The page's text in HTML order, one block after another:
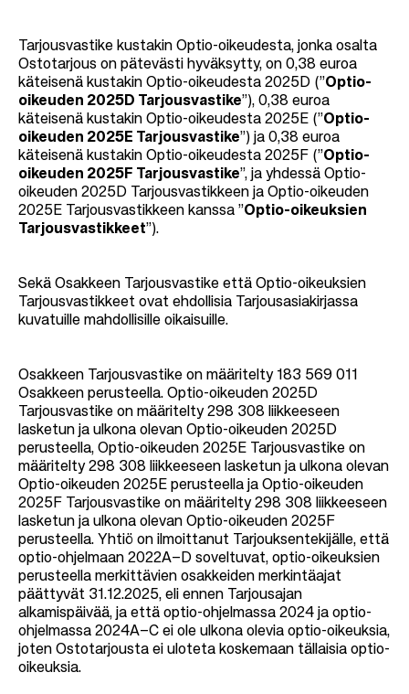
Tarjousvastike kustakin Optio-oikeudesta, jonka osalta
Ostotarjous on pätevästi hyväksytty, on 0,38 euroa
käteisenä kustakin Optio-oikeudesta 2025D (”Optio-
oikeuden 2025D Tarjousvastike”), 0,38 euroa
käteisenä kustakin Optio-oikeudesta 2025E (”Optio-
oikeuden 2025E Tarjousvastike”) ja 0,38 euroa
käteisenä kustakin Optio-oikeudesta 2025F (”Optio-
oikeuden 2025F Tarjousvastike”, ja yhdessä Optio-
oikeuden 2025D Tarjousvastikkeen ja Optio-oikeuden
2025E Tarjousvastikkeen kanssa ”Optio-oikeuksien
Tarjousvastikkeet”).
Sekä Osakkeen Tarjousvastike että Optio-oikeuksien
Tarjousvastikkeet ovat ehdollisia Tarjousasiakirjassa
kuvatuille mahdollisille oikaisuille.
Osakkeen Tarjousvastike on määritelty 183 569 011
Osakkeen perusteella. Optio-oikeuden 2025D
Tarjousvastike on määritelty 298 308 liikkeeseen
lasketun ja ulkona olevan Optio-oikeuden 2025D
perusteella, Optio-oikeuden 2025E Tarjousvastike on
määritelty 298 308 liikkeeseen lasketun ja ulkona olevan
Optio-oikeuden 2025E perusteella ja Optio-oikeuden
2025F Tarjousvastike on määritelty 298 308 liikkeeseen
lasketun ja ulkona olevan Optio-oikeuden 2025F
perusteella. Yhtiö on ilmoittanut Tarjouksentekijälle, että
optio-ohjelmaan 2022A–D soveltuvat, optio-oikeuksien
perusteella merkittävien osakkeiden merkintäajat
päättyvät 31.12.2025, eli ennen Tarjousajan
alkamispäivää, ja että optio-ohjelmassa 2024 ja optio-
ohjelmassa 2024A–C ei ole ulkona olevia optio-oikeuksia,
joten Ostotarjousta ei uloteta koskemaan tällaisia optio-
oikeuksia.